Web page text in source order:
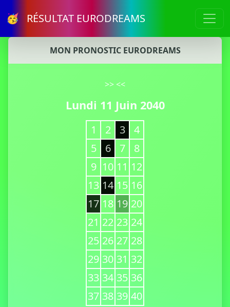
🥳 RÉSULTAT EURODREAMS
MON PRONOSTIC EURODREAMS
>> <<
Lundi 11 Juin 2040
1 2 3
4
5
6 7
8
9 10 11 12
13 14 15 16
17 18 19 20
21 22 23 24
25 26 27 28
29 30 31 32
33 34 35 36
37 38 39 40